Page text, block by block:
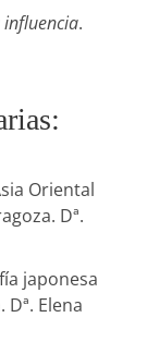
influencia.
Oriental
Dª.
japonesa
Elena